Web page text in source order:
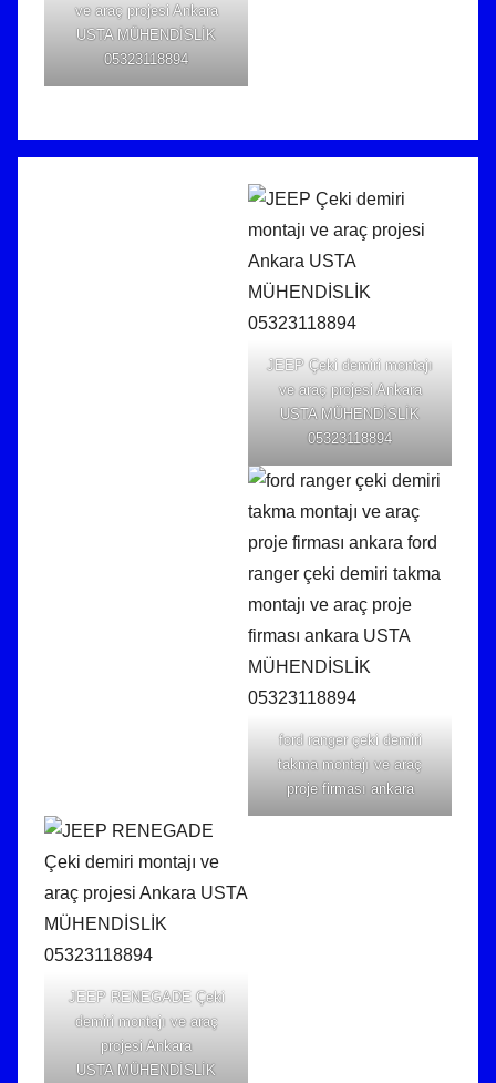
ve araç projesi Ankara
USTA MÜHENDİSLİK
05323118894
JEEP Çeki demiri montajı
ve araç projesi Ankara
USTA MÜHENDİSLİK
05323118894
ford ranger çeki demiri
takma montajı ve araç
proje firması ankara
JEEP RENEGADE Çeki
demiri montajı ve araç
projesi Ankara
USTA MÜHENDİSLİK